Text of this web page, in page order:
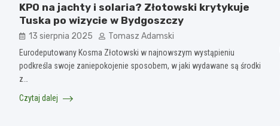
KPO na jachty i solaria? Złotowski krytykuje
Tuska po wizycie w Bydgoszczy
13 sierpnia 2025 Tomasz Adamski
Eurodeputowany Kosma Złotowski w najnowszym wystąpieniu
podkreśla swoje zaniepokojenie sposobem, w jaki wydawane są środki
z…
Czytaj dalej